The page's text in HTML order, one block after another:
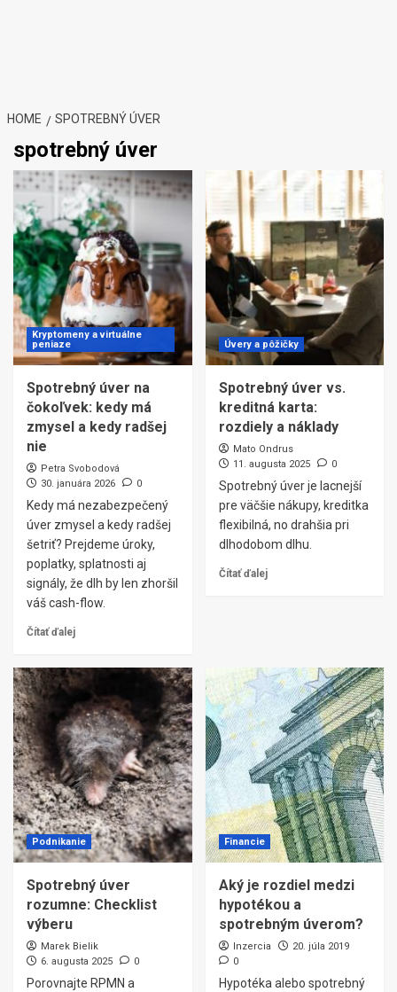
HOME SPOTREBNÝ ÚVER
spotrebný úver
Kryptomeny a virtuálne
peniaze
Spotrebný úver na
čokoľvek: kedy má
zmysel a kedy radšej
nie
Petra Svobodová
30. januára 2026
0
Kedy má nezabezpečený
úver zmysel a kedy radšej
šetriť? Prejdeme úroky,
poplatky, splatnosti aj
signály, že dlh by len zhoršil
váš cash-flow.
Čítať ďalej
Úvery a pôžičky
Spotrebný úver vs.
kreditná karta:
rozdiely a náklady
Mato Ondrus
11. augusta 2025
0
Spotrebný úver je lacnejší
pre väčšie nákupy, kreditka
flexibilná, no drahšia pri
dlhodobom dlhu.
Čítať ďalej
Podnikanie
Spotrebný úver
rozumne: Checklist
výberu
Marek Bielik
6. augusta 2025
0
Porovnajte RPMN a
Financie
Aký je rozdiel medzi
hypotékou a
spotrebným úverom?
Inzercia
20. júla 2019
0
Hypotéka alebo spotrebný